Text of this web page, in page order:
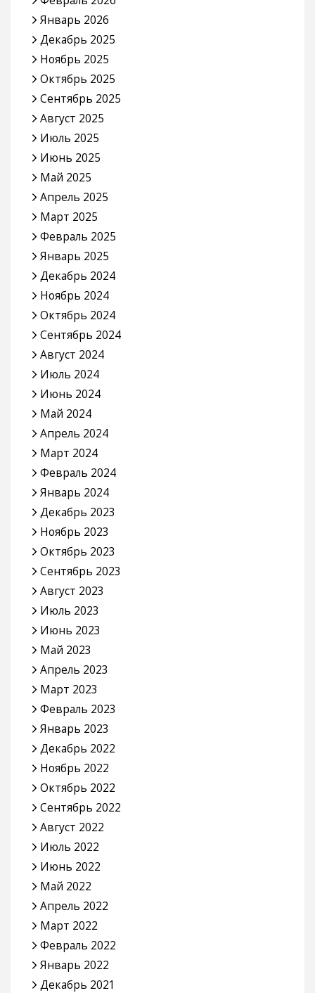
Январь 2026
Декабрь 2025
Ноябрь 2025
Октябрь 2025
Сентябрь 2025
Август 2025
Июль 2025
Июнь 2025
Май 2025
Апрель 2025
Март 2025
Февраль 2025
Январь 2025
Декабрь 2024
Ноябрь 2024
Октябрь 2024
Сентябрь 2024
Август 2024
Июль 2024
Июнь 2024
Май 2024
Апрель 2024
Март 2024
Февраль 2024
Январь 2024
Декабрь 2023
Ноябрь 2023
Октябрь 2023
Сентябрь 2023
Август 2023
Июль 2023
Июнь 2023
Май 2023
Апрель 2023
Март 2023
Февраль 2023
Январь 2023
Декабрь 2022
Ноябрь 2022
Октябрь 2022
Сентябрь 2022
Август 2022
Июль 2022
Июнь 2022
Май 2022
Апрель 2022
Март 2022
Февраль 2022
Январь 2022
Декабрь 2021